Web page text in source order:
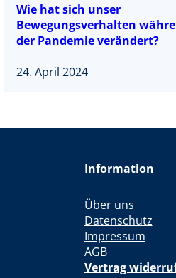
Wie hat sich unser
Bewegungsverhalten
der Pandemie verändert?
24. April 2024
Information
Über uns
Datenschutz
Impressum
AGB
Vertrag